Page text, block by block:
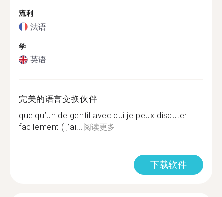
流利
法语
学
英语
完美的语言交换伙伴
quelqu’un de gentil avec qui je peux discuter
facilement ( j’ai...阅读更多
下载软件